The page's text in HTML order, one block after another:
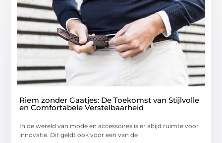
Riem zonder Gaatjes: De Toekomst van Stijlvolle
en Comfortabele Verstelbaarheid
In de wereld van mode en accessoires is er altijd ruimte voor
innovatie. Dit geldt ook voor een van de